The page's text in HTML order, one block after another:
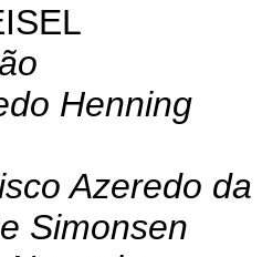
Henning
Azeredo da
Simonsen